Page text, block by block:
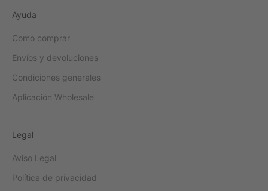
Ayuda
Como comprar
Envíos y devoluciones
Condiciones generales
Aplicación Wholesale
Legal
Aviso Legal
Política de privacidad